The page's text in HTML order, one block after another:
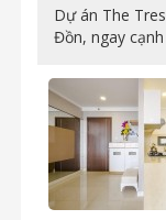
Dự án The
Đồn, ngay